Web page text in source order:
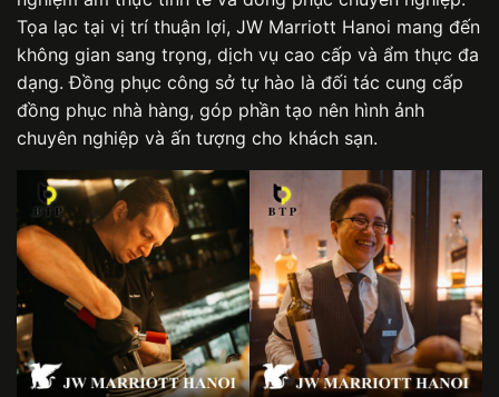
Tọa lạc tại vị trí thuận lợi, JW Marriott Hanoi mang đến
không gian sang trọng, dịch vụ cao cấp và ẩm thực đa
dạng. Đồng phục công sở tự hào là đối tác cung cấp
đồng phục nhà hàng, góp phần tạo nên hình ảnh
chuyên nghiệp và ấn tượng cho khách sạn.